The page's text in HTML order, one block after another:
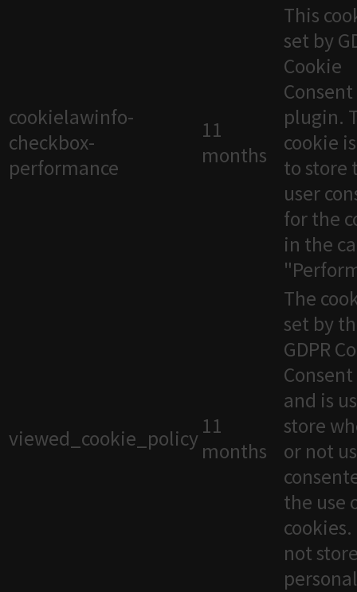
cookielawinfo-
checkbox-
performance
11
months
This
set by
Cookie
Consent
plugin.
cookie
to store
user
for the
in the
viewed_cookie_policy 11
months
The
set by
GDPR
and is
store
or not
the use
not